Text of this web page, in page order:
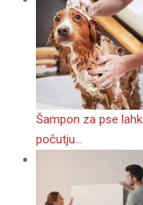
Šampon za pse
počutju…